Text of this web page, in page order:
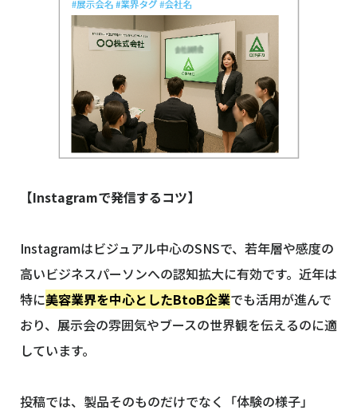
【Instagramで発信するコツ】
Instagramはビジュアル中心のSNSで、若年層や感度の
高いビジネスパーソンへの認知拡大に有効です。近年は
特に美容業界を中心としたBtoB企業でも活用が進んで
おり、展示会の雰囲気やブースの世界観を伝えるのに適
しています。
投稿では、製品そのものだけでなく「体験の様子」